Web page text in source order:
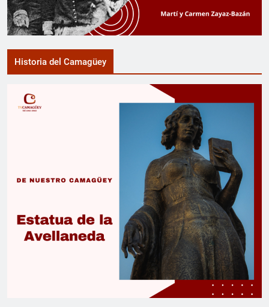
Historia del Camagüey